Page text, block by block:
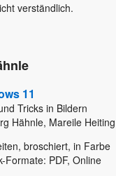
verständlich.
11
Tricks in Bildern
Hähnle, Mareile Heiting
broschiert, in Farbe
Formate: PDF, Online